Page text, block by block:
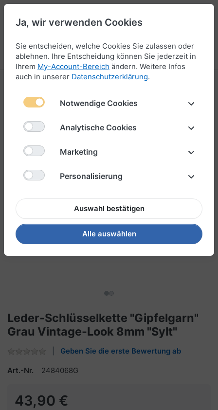
Menü Anmelden Vergleichen Wunschliste Warenkorb
Leder-Schlüsselkette "Gipfelgarn"
Grau Vintage-Look 8mm "Sylt"
Geben Sie die erste Bewertung ab
Art.-Nr. 2484068G
43,90 €
Ja, wir verwenden Cookies
Sie entscheiden, welche Cookies Sie zulassen oder
ablehnen. Ihre Entscheidung können Sie jederzeit in
Ihrem My-Account-Bereich ändern. Weitere Infos
auch in unserer Datenschutzerklärung.
Notwendige Cookies
Analytische Cookies
Marketing
Personalisierung
Auswahl bestätigen
Alle auswählen